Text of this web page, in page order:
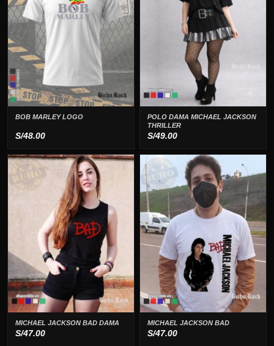
BOB MARLEY LOGO
S/48.00
POLO DAMA MICHAEL JACKSON
THRILLER
S/49.00
MICHAEL JACKSON BAD DAMA
S/47.00
MICHAEL JACKSON BAD
S/47.00